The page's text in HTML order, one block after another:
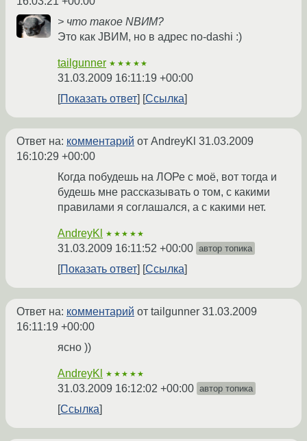
> что такое NВИМ?
Это как JВИМ, но в адрес no-dashi :)
tailgunner ★★★★★
31.03.2009 16:11:19 +00:00
Показать ответ
Ссылка
Ответ на: комментарий от AndreyKl 31.03.2009
16:10:29 +00:00
Когда побудешь на ЛОРе с моё, вот тогда и
будешь мне рассказывать о том, с какими
правилами я соглашался, а с какими нет.
AndreyKl ★★★★★
31.03.2009 16:11:52 +00:00 автор топика
Показать ответ Ссылка
Ответ на: комментарий от tailgunner 31.03.2009
16:11:19 +00:00
ясно ))
AndreyKl ★★★★★
31.03.2009 16:12:02 +00:00 автор топика
Ссылка